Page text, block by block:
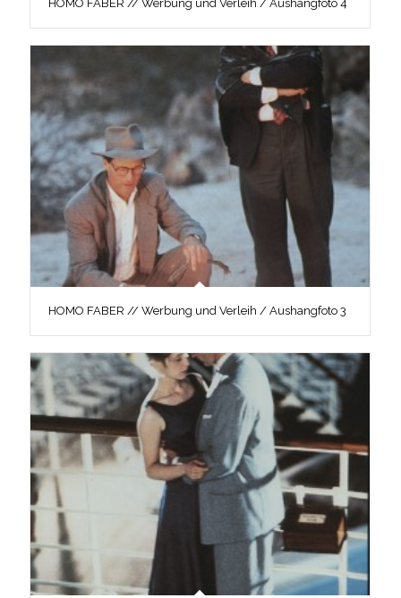
HOMO FABER // Werbung und Verleih / Aushangfoto 4
HOMO FABER // Werbung und Verleih / Aushangfoto 3